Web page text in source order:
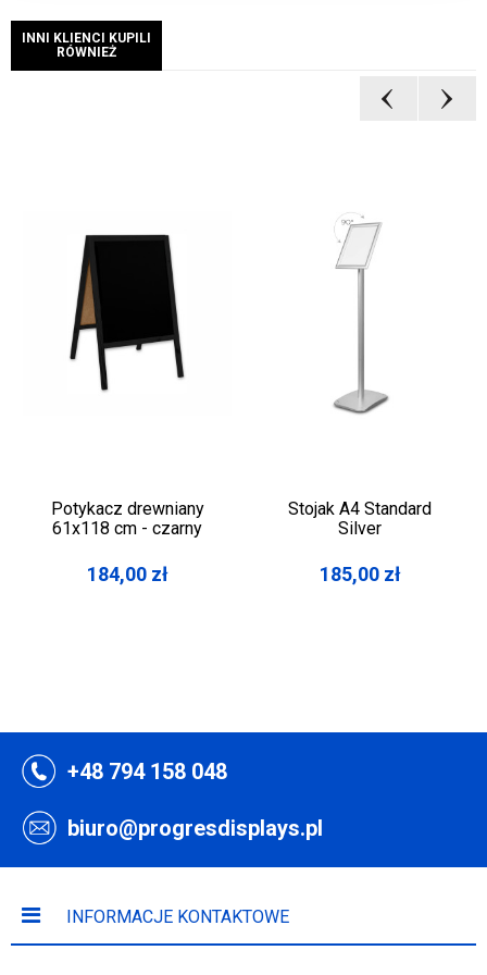
INNI KLIENCI KUPILI
RÓWNIEŻ
Potykacz drewniany
61x118 cm - czarny
184,00 zł
Stojak A4 Standard
Silver
185,00 zł
+48 794 158 048
biuro@progresdisplays.pl
INFORMACJE KONTAKTOWE